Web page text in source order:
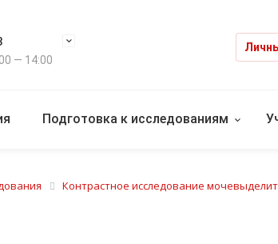
— 14:00
Подготовка к исследованиям
Контрастное исследование